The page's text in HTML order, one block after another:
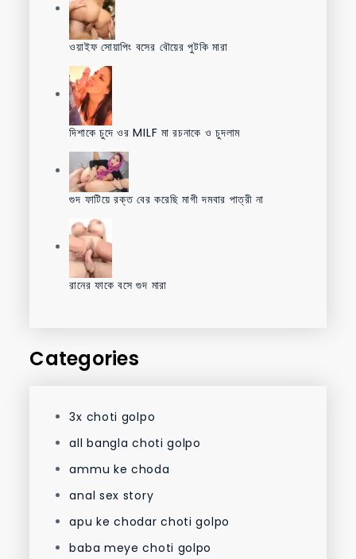
ওয়াইফ সোয়াপিং বসের বৌয়ের পুটকি মারা
দিশাকে চুদে ওর MILF মা রচনাকে ও চুদলাম
গুদ ফাটিয়ে রক্ত বের করেছি মাগী দমবার পাত্রী না
রানের ফাকে বসে গুদ মারা
Categories
3x choti golpo
all bangla choti golpo
ammu ke choda
anal sex story
apu ke chodar choti golpo
baba meye choti golpo